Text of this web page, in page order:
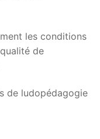
les conditions
de
de ludopédagogie